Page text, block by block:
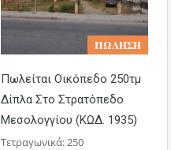
𝚷𝛀𝚲𝚮𝚺𝚮
Πωλείται Οικόπεδο 250τμ
Δίπλα Στο Στρατόπεδο
Μεσολογγίου (ΚΩΔ. 1935)
Τετραγωνικά: 250